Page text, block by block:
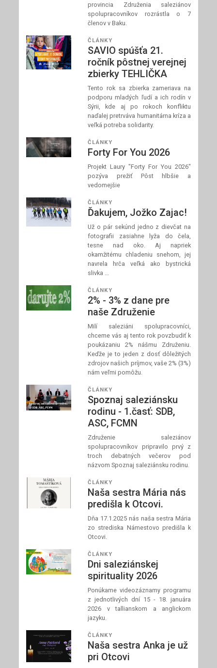
provincia Združenia saleziánov
spolupracovníkov rozrástla o 7
členov v Baku.
ČLÁNKY
SAVIO spúšťa 21.
ročník pôstnej verejnej
zbierky TEHLIČKA
Tento rok sa zbierka zameriava na
podporu mladých ľudí a ich rodín v
Sýrii, kde aj po rokoch konfliktu
naďalej pretrváva humanitárna kríza a
veľká potreba solidarity.
ČLÁNKY
Forty For You 2026
Projekt Laury "Forty For You 2026"
pozýva prežiť Pôst hlbšie a
vedomejšie
ČLÁNKY
Ďakujem, Jožko Zajac!
Už o pár sekúnd jedno z dievčat na
fotografii zasiahne lyža do čela,
tesne nad oko. Aj napriek
okamžitému chladeniu snehom, jej
navrela hrča veľká ako bystrická
slivka ...
ČLÁNKY
2% - 3% z dane pre
naše Združenie
Milí saleziáni spolupracovníci,
chceme vás aj tento rok povzbudiť k
poukázaniu 2% nášmu Združeniu.
Keďže je to jeden z dosť dôležitých
zdrojov našich príjmov, vaše 2% (3%)
nám veľmi pomôžu.
ČLÁNKY
Spoznaj saleziánsku
rodinu - 1.časť: SDB,
ASC, FCMN
Združenie saleziánov
spolupracovníkov pripravilo prvý z
troch debatných večerov pod
názvom Spoznaj saleziánsku rodinu.
ČLÁNKY
Naša sestra Mária nás
predišla k Otcovi.
Dňa 17.1.2025 nás naša sestra Mária
zo strediska Námestovo predišla k
Otcovi.
ČLÁNKY
Dni saleziánskej
spirituality 2026
Ponúkame videozáznamy programu
z jednotlivých dní 15 - 18. januára
2026 v tallianskom a anglickom
jazyku.
ČLÁNKY
Naša sestra Anka je už
pri Otcovi